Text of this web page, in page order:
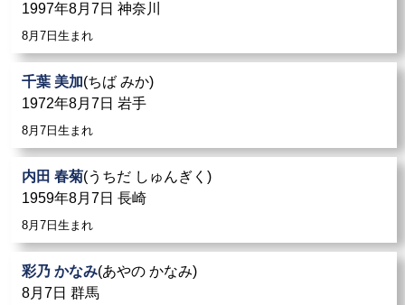
1997年8月7日 神奈川
8月7日生まれ
千葉 美加(ちば みか)
1972年8月7日 岩手
8月7日生まれ
内田 春菊(うちだ しゅんぎく)
1959年8月7日 長崎
8月7日生まれ
彩乃 かなみ(あやの かなみ)
8月7日 群馬